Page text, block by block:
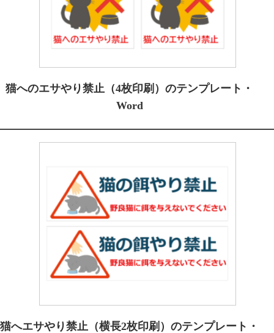
猫へのエサやり禁止（4枚印刷）のテンプレート・
Word
猫へエサやり禁止（横長2枚印刷）のテンプレート・